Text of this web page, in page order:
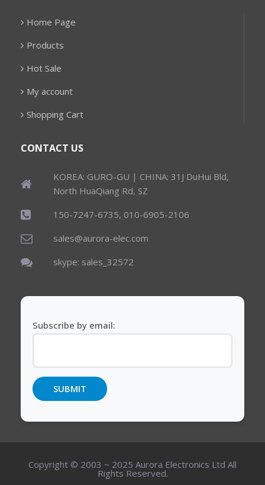
Home Page
Products
Hot Sale
My account
Shopping Cart
CONTACT US
KOREA: GURO-GU | CHINA: 31J DuHui Bld,
North HuaQiang Rd, SZ
150-7247-6735, 010-6905-2106
sales@aurora-elec.com
skype: sales_32572
Subscribe by email:
Copyright © 2003 ~ 2025 Aurora Electronics Ltd All
Rights Reserved.